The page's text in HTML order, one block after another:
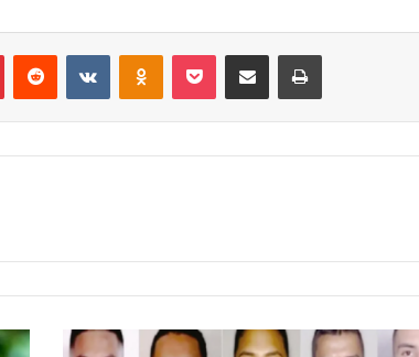
PinterestReddit VKontakteOdnoklassniki
Pocket compartit via email Print
Dictan